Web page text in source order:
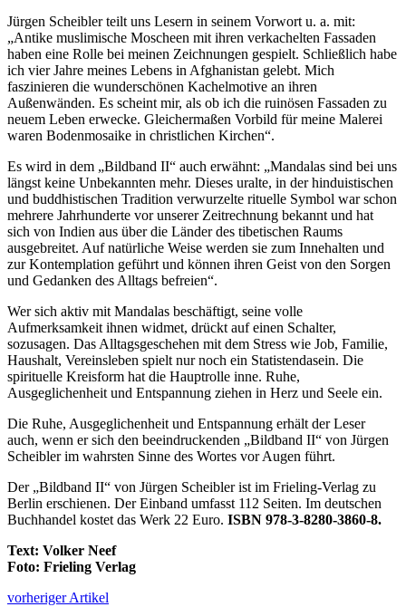
Jürgen Scheibler teilt uns Lesern in seinem Vorwort u. a. mit:
„Antike muslimische Moscheen mit ihren verkachelten Fassaden
haben eine Rolle bei meinen Zeichnungen gespielt. Schließlich habe
ich vier Jahre meines Lebens in Afghanistan gelebt. Mich
faszinieren die wunderschönen Kachelmotive an ihren
Außenwänden. Es scheint mir, als ob ich die ruinösen Fassaden zu
neuem Leben erwecke. Gleichermaßen Vorbild für meine Malerei
waren Bodenmosaike in christlichen Kirchen“.
Es wird in dem „Bildband II“ auch erwähnt: „Mandalas sind bei uns
längst keine Unbekannten mehr. Dieses uralte, in der hinduistischen
und buddhistischen Tradition verwurzelte rituelle Symbol war schon
mehrere Jahrhunderte vor unserer Zeitrechnung bekannt und hat
sich von Indien aus über die Länder des tibetischen Raums
ausgebreitet. Auf natürliche Weise werden sie zum Innehalten und
zur Kontemplation geführt und können ihren Geist von den Sorgen
und Gedanken des Alltags befreien“.
Wer sich aktiv mit Mandalas beschäftigt, seine volle
Aufmerksamkeit ihnen widmet, drückt auf einen Schalter,
sozusagen. Das Alltagsgeschehen mit dem Stress wie Job, Familie,
Haushalt, Vereinsleben spielt nur noch ein Statistendasein. Die
spirituelle Kreisform hat die Hauptrolle inne. Ruhe,
Ausgeglichenheit und Entspannung ziehen in Herz und Seele ein.
Die Ruhe, Ausgeglichenheit und Entspannung erhält der Leser
auch, wenn er sich den beeindruckenden „Bildband II“ von Jürgen
Scheibler im wahrsten Sinne des Wortes vor Augen führt.
Der „Bildband II“ von Jürgen Scheibler ist im Frieling-Verlag zu
Berlin erschienen. Der Einband umfasst 112 Seiten. Im deutschen
Buchhandel kostet das Werk 22 Euro. ISBN 978-3-8280-3860-8.
Text: Volker Neef
Foto: Frieling Verlag
vorheriger Artikel